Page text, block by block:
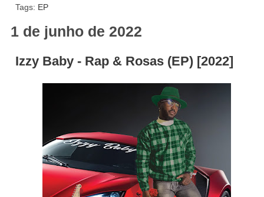
Tags: EP
1 de junho de 2022
Izzy Baby - Rap & Rosas (EP) [2022]